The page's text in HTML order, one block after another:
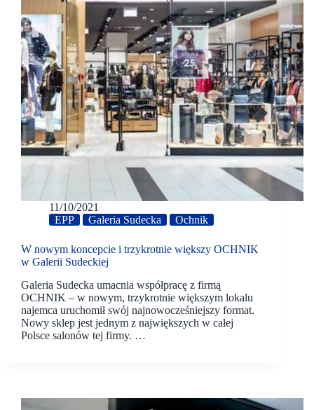
11/10/2021
EPP
Galeria Sudecka Ochnik
W nowym koncepcie i trzykrotnie większy OCHNIK
w Galerii Sudeckiej
Galeria Sudecka umacnia współpracę z firmą
OCHNIK – w nowym, trzykrotnie większym lokalu
najemca uruchomił swój najnowocześniejszy format.
Nowy sklep jest jednym z największych w całej
Polsce salonów tej firmy. …